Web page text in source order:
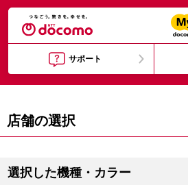
サポート
店舗の選択
選択した機種・カラー